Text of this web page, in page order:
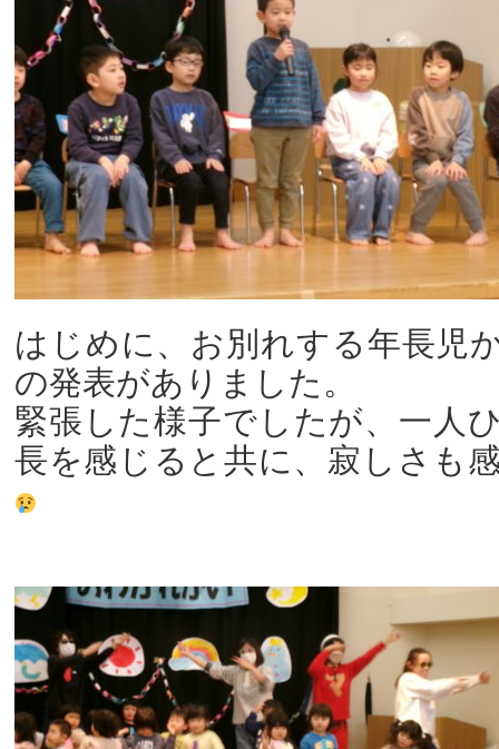
はじめに、お別れする年長児
の発表がありました。
緊張した様子でしたが、一人
長を感じると共に、寂しさも